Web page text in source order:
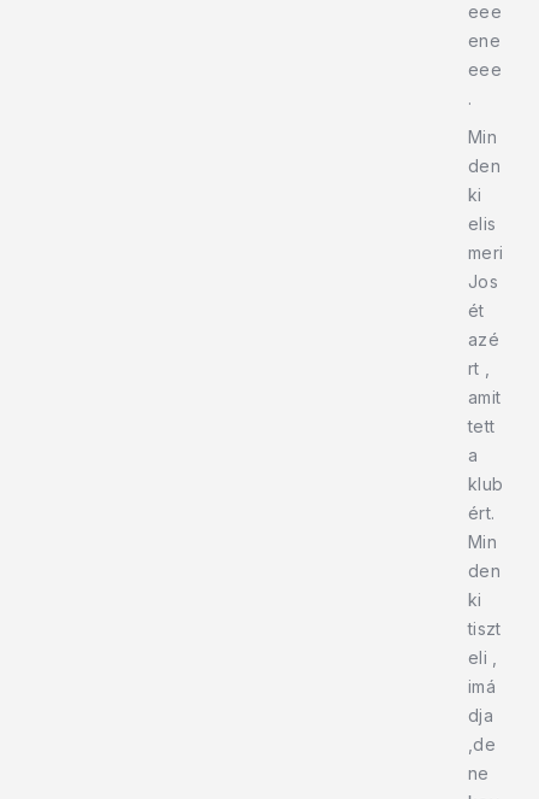
eee
ene
eee
.
Min
den
ki
elis
meri
Jos
ét
azé
rt ,
amit
tett
a
klub
ért.
Min
den
ki
tiszt
eli ,
imá
dja
,de
ne